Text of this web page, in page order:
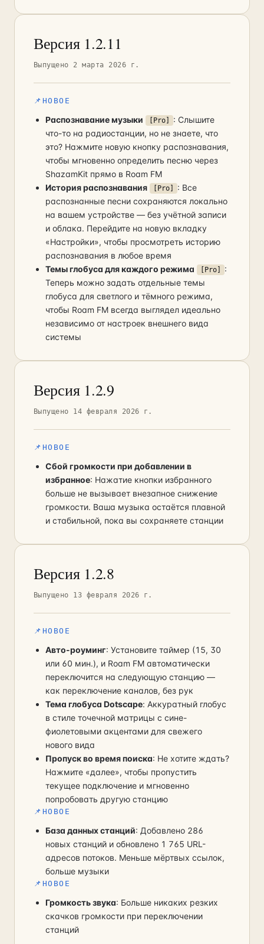
Версия 1.2.11
Выпущено 2 марта 2026 г.
📌 НОВОЕ
Распознавание музыки [Pro]
: Слышите
что-то на радиостанции, но не знаете, что
это? Нажмите новую кнопку распознавания,
чтобы мгновенно определить песню через
ShazamKit прямо в Roam FM
История распознавания
[Pro]
: Все
распознанные песни сохраняются локально
на вашем устройстве — без учётной записи
и облака. Перейдите на новую вкладку
«Настройки», чтобы просмотреть историю
распознавания в любое время
Темы глобуса для каждого режима
[Pro]
:
Теперь можно задать отдельные темы
глобуса для светлого и тёмного режима,
чтобы Roam FM всегда выглядел идеально
независимо от настроек внешнего вида
системы
Версия 1.2.9
Выпущено 14 февраля 2026 г.
📌 НОВОЕ
Сбой громкости при добавлении в
избранное: Нажатие кнопки избранного
больше не вызывает внезапное снижение
громкости. Ваша музыка остаётся плавной
и стабильной, пока вы сохраняете станции
Версия 1.2.8
Выпущено 13 февраля 2026 г.
📌 НОВОЕ
Авто-роуминг: Установите таймер (15, 30
или 60 мин.), и Roam FM автоматически
переключится на следующую станцию —
как переключение каналов, без рук
Тема глобуса Dotscape: Аккуратный глобус
в стиле точечной матрицы с сине-
фиолетовыми акцентами для свежего
нового вида
Пропуск во время поиска: Не хотите ждать?
Нажмите «далее», чтобы пропустить
текущее подключение и мгновенно
попробовать другую станцию
📌 НОВОЕ
База данных станций: Добавлено 286
новых станций и обновлено 1 765 URL-
адресов потоков. Меньше мёртвых ссылок,
больше музыки
📌 НОВОЕ
Громкость звука: Больше никаких резких
скачков громкости при переключении
станций